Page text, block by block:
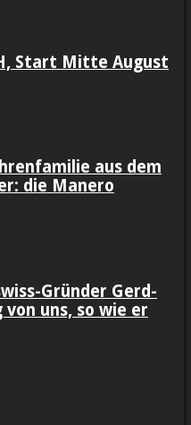
Start Mitte August
aus dem
die Manero
Gründer Gerd-
von uns, so wie er